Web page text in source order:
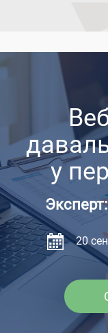
у
20